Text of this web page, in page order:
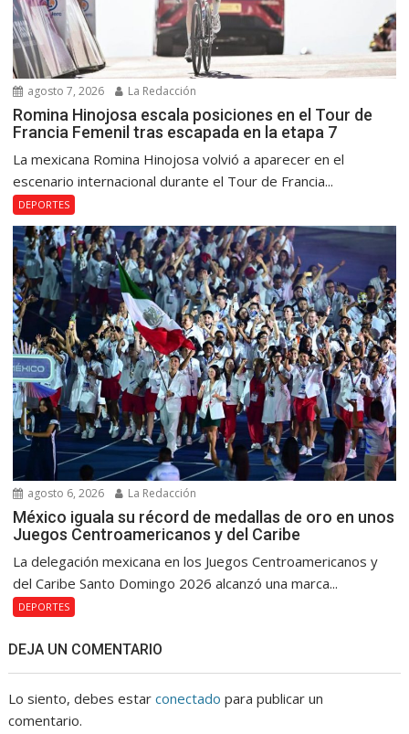
agosto 7, 2026 La Redacción
Romina Hinojosa escala posiciones en el Tour de
Francia Femenil tras escapada en la etapa 7
La mexicana Romina Hinojosa volvió a aparecer en el
escenario internacional durante el Tour de Francia...
DEPORTES
agosto 6, 2026 La Redacción
México iguala su récord de medallas de oro en unos
Juegos Centroamericanos y del Caribe
La delegación mexicana en los Juegos Centroamericanos y
del Caribe Santo Domingo 2026 alcanzó una marca...
DEPORTES
DEJA UN COMENTARIO
Lo siento, debes estarconectado para publicar un
comentario.